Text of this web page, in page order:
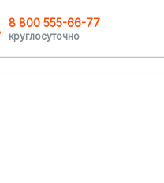
8 800 555-66-77
круглосуточно